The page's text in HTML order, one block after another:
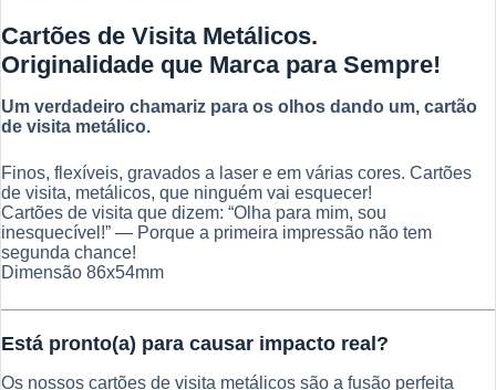
que
Marca
para
Sempre
Cartões de Visita Metálicos.
Originalidade que Marca para Sempre!
Um verdadeiro chamariz para os olhos dando um, cartão
de visita metálico.
Finos, flexíveis, gravados a laser e em várias cores. Cartões
de visita, metálicos, que ninguém vai esquecer!
Cartões de visita que dizem: “Olha para mim, sou
inesquecível!” — Porque a primeira impressão não tem
segunda chance!
Dimensão 86x54mm
Está pronto(a) para causar impacto real?
Os nossos cartões de visita metálicos são a fusão perfeita